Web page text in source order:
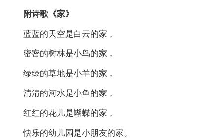
附诗歌《家》
蓝蓝的天空是白云的家，
密密的树林是小鸟的家，
绿绿的草地是小羊的家，
清清的河水是小鱼的家，
红红的花儿是蝴蝶的家，
快乐的幼儿园是小朋友的家。